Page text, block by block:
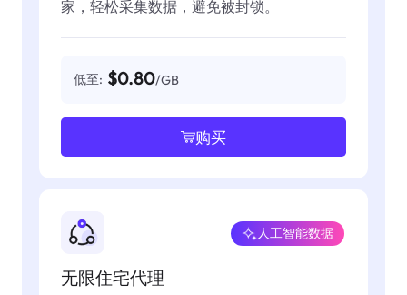
家，轻松采集数据，避免被封锁。
低至: $0.80/GB
购买
无限住宅代理
人工智能数据